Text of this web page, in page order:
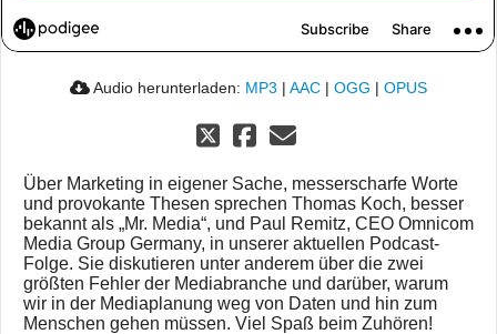
Audio herunterladen: MP3 | AAC | OGG | OPUS
Über Marketing in eigener Sache, messerscharfe Worte
und provokante Thesen sprechen Thomas Koch, besser
bekannt als „Mr. Media“, und Paul Remitz, CEO Omnicom
Media Group Germany, in unserer aktuellen Podcast-
Folge. Sie diskutieren unter anderem über die zwei
größten Fehler der Mediabranche und darüber, warum
wir in der Mediaplanung weg von Daten und hin zum
Menschen gehen müssen. Viel Spaß beim Zuhören!